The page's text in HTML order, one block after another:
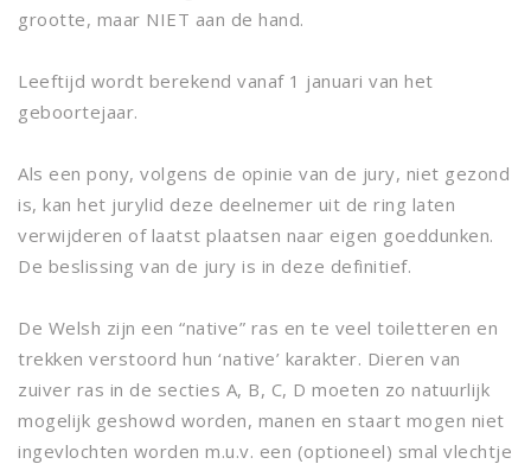
grootte, maar NIET aan de hand.
Leeftijd wordt berekend vanaf 1 januari van het
geboortejaar.
Als een pony, volgens de opinie van de jury, niet gezond
is, kan het jurylid deze deelnemer uit de ring laten
verwijderen of laatst plaatsen naar eigen goeddunken.
De beslissing van de jury is in deze definitief.
De Welsh zijn een “native” ras en te veel toiletteren en
trekken verstoord hun ‘native’ karakter. Dieren van
zuiver ras in de secties A, B, C, D moeten zo natuurlijk
mogelijk geshowd worden, manen en staart mogen niet
ingevlochten worden m.u.v. een (optioneel) smal vlechtje